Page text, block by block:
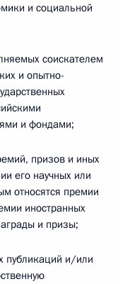
и социальной
соискателем
и опытно-
и фондами;
призов и иных
его научных или
относятся премии
иностранных
и призы;
публикаций и/или